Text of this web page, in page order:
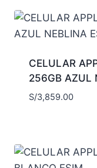
CELULAR
256GB AZUL
S/3,859.00